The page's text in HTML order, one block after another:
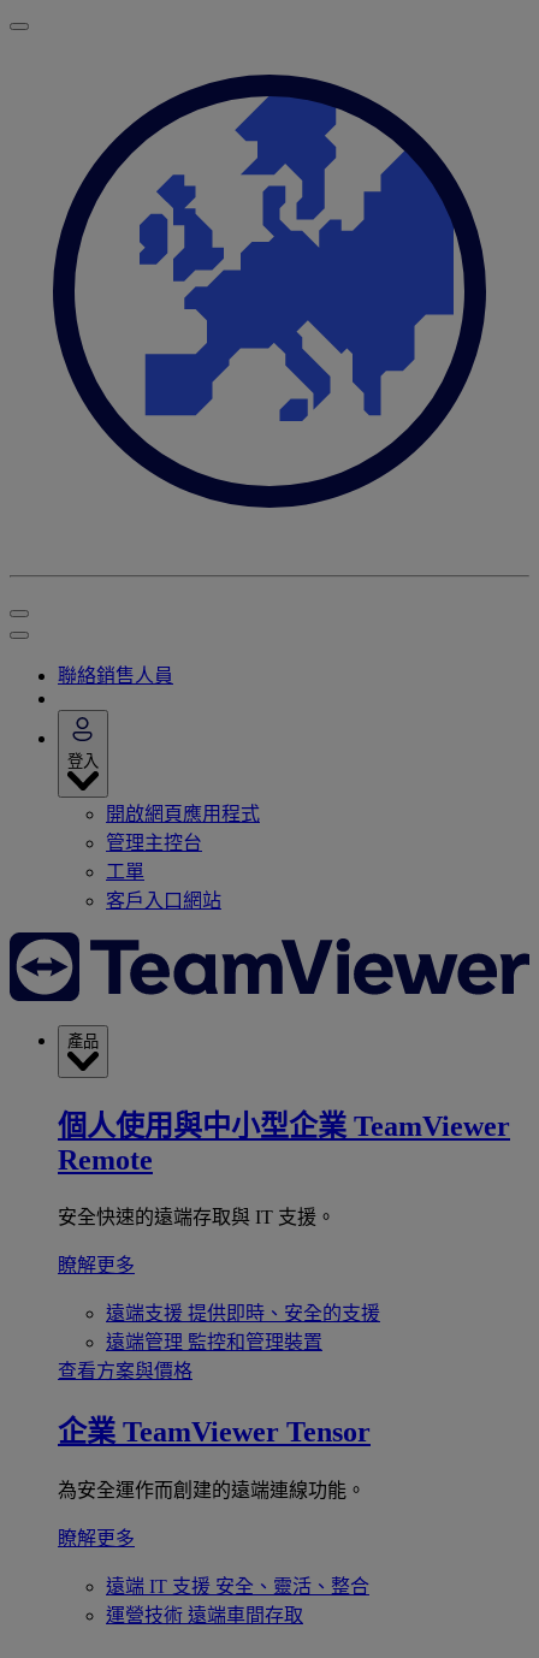
聯絡銷售人員
登入
開啟網頁應用程式
管理主控台
工單
客戶入口網站
產品
個人使用與中小型企業 TeamViewer
Remote
安全快速的遠端存取與 IT 支援。
瞭解更多
遠端支援 提供即時、安全的支援
遠端管理 監控和管理裝置
查看方案與價格
企業 TeamViewer Tensor
為安全運作而創建的遠端連線功能。
瞭解更多
遠端 IT 支援 安全、靈活、整合
運營技術 遠端車間存取